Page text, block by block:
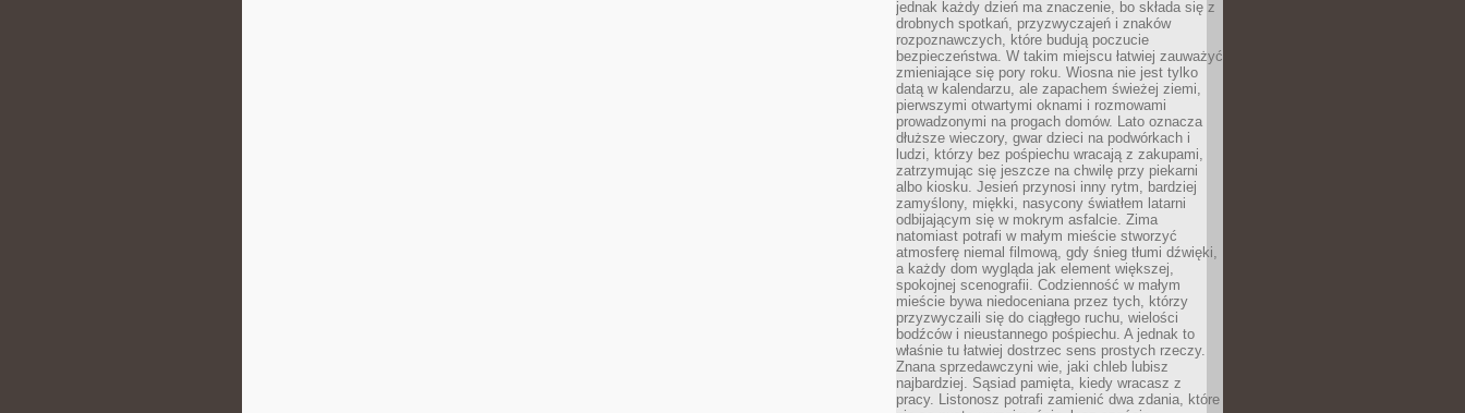
jednak każdy dzień ma znaczenie, bo składa się z
drobnych spotkań, przyzwyczajeń i znaków
rozpoznawczych, które budują poczucie
bezpieczeństwa. W takim miejscu łatwiej zauważyć
zmieniające się pory roku. Wiosna nie jest tylko
datą w kalendarzu, ale zapachem świeżej ziemi,
pierwszymi otwartymi oknami i rozmowami
prowadzonymi na progach domów. Lato oznacza
dłuższe wieczory, gwar dzieci na podwórkach i
ludzi, którzy bez pośpiechu wracają z zakupami,
zatrzymując się jeszcze na chwilę przy piekarni
albo kiosku. Jesień przynosi inny rytm, bardziej
zamyślony, miękki, nasycony światłem latarni
odbijającym się w mokrym asfalcie. Zima
natomiast potrafi w małym mieście stworzyć
atmosferę niemal filmową, gdy śnieg tłumi dźwięki,
a każdy dom wygląda jak element większej,
spokojnej scenografii. Codzienność w małym
mieście bywa niedoceniana przez tych, którzy
przyzwyczaili się do ciągłego ruchu, wielości
bodźców i nieustannego pośpiechu. A jednak to
właśnie tu łatwiej dostrzec sens prostych rzeczy.
Znana sprzedawczyni wie, jaki chleb lubisz
najbardziej. Sąsiad pamięta, kiedy wracasz z
pracy. Listonosz potrafi zamienić dwa zdania, które